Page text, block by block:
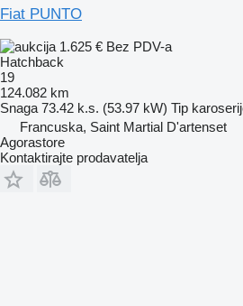
Fiat PUNTO
1.625 € Bez PDV-a
Hatchback
19
124.082 km
Snaga 73.42 k.s. (53.97 kW) Tip
Francuska, Saint Martial D'artenset
Agorastore
Kontaktirajte prodavatelja